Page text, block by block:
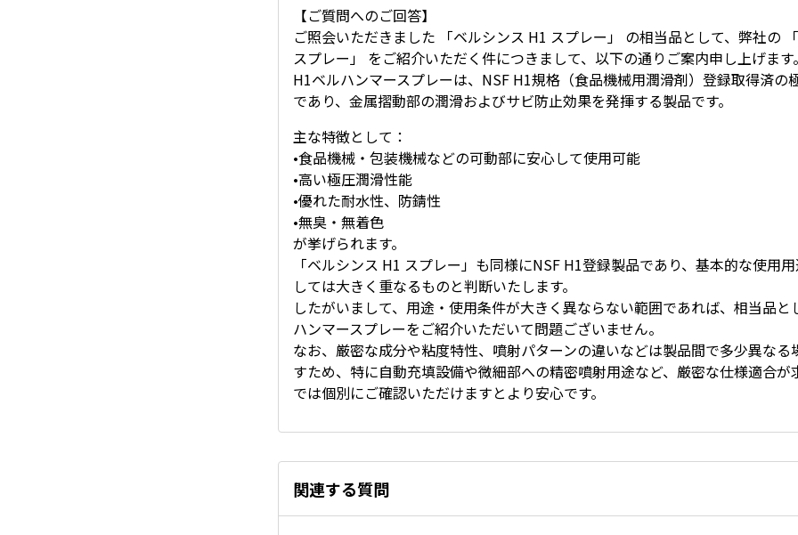
【ご質問へのご回答】
ご照会いただきました 「ベルシンス H1 スプレー」 の相当品として、弊社の
スプレー」 をご紹介いただく件につきまして、以下の通りご案内申し上げます。
H1ベルハンマースプレーは、NSF H1規格（食品機械用潤滑剤）登録取得済の
であり、金属摺動部の潤滑およびサビ防止効果を発揮する製品です。
主な特徴として：
•食品機械・包装機械などの可動部に安心して使用可能
•高い極圧潤滑性能
•優れた耐水性、防錆性
•無臭・無着色
が挙げられます。
「ベルシンス H1 スプレー」も同様にNSF H1登録製品であり、基本的な使用
しては大きく重なるものと判断いたします。
したがいまして、用途・使用条件が大きく異ならない範囲であれば、相当品と
ハンマースプレーをご紹介いただいて問題ございません。
なお、厳密な成分や粘度特性、噴射パターンの違いなどは製品間で多少異なる
すため、特に自動充填設備や微細部への精密噴射用途など、厳密な仕様適合が
では個別にご確認いただけますとより安心です。
関連する質問